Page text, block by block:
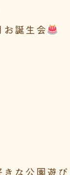
誕生会
な公園遊び